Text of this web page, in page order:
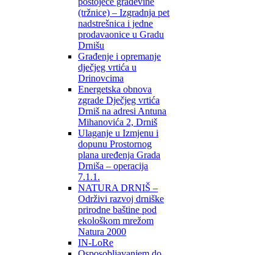
(tržnice) – Izgradnja pet
nadstrešnica i jedne
prodavaonice u Gradu
Drnišu
Građenje i opremanje
dječjeg vrtića u
Drinovcima
Energetska obnova
zgrade Dječjeg vrtića
Drniš na adresi Antuna
Mihanovića 2, Drniš
Ulaganje u Izmjenu i
dopunu Prostornog
plana uređenja Grada
Drniša – operacija
7.1.1.
NATURA DRNIŠ –
Održivi razvoj drniške
prirodne baštine pod
ekološkom mrežom
Natura 2000
IN-LoRe